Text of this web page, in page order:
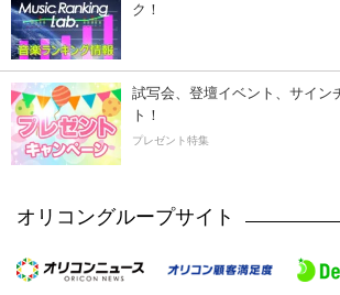
ク！
試写会、登壇イベント、サイン
ト！
プレゼント特集
オリコングループサイト